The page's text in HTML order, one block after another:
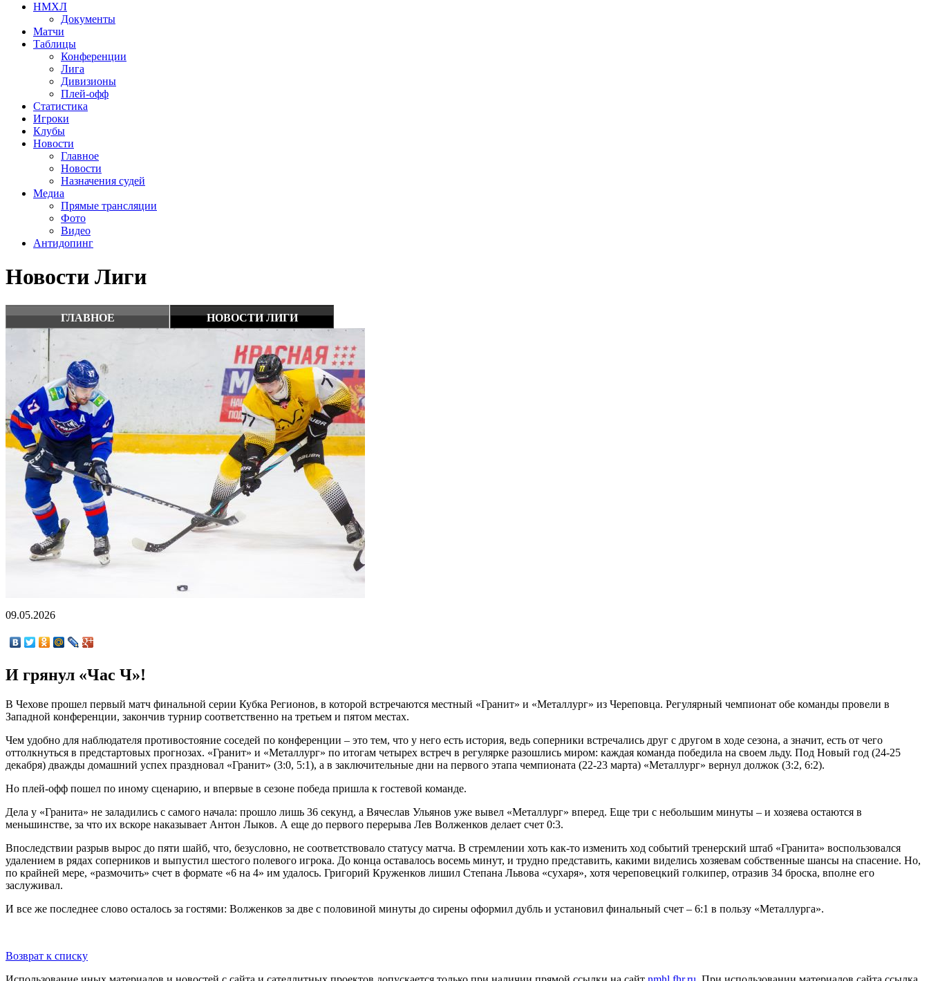
НМХЛ
Документы
Матчи
Таблицы
Конференции
Лига
Дивизионы
Плей-офф
Статистика
Игроки
Клубы
Новости
Главное
Новости
Назначения судей
Медиа
Прямые трансляции
Фото
Видео
Антидопинг
Новости Лиги
ГЛАВНОЕ НОВОСТИ ЛИГИ
09.05.2026
И грянул «Час Ч»!
В Чехове прошел первый матч финальной серии Кубка Регионов, в которой встречаются местный «Гранит» и «Металлург» из Череповца. Регулярный чемпионат обе команды провели в
Западной конференции, закончив турнир соответственно на третьем и пятом местах.
Чем удобно для наблюдателя противостояние соседей по конференции – это тем, что у него есть история, ведь соперники встречались друг с другом в ходе сезона, а значит, есть от чего
оттолкнуться в предстартовых прогнозах. «Гранит» и «Металлург» по итогам четырех встреч в регулярке разошлись миром: каждая команда победила на своем льду. Под Новый год (24-25
декабря) дважды домашний успех праздновал «Гранит» (3:0, 5:1), а в заключительные дни на первого этапа чемпионата (22-23 марта) «Металлург» вернул должок (3:2, 6:2).
Но плей-офф пошел по иному сценарию, и впервые в сезоне победа пришла к гостевой команде.
Дела у «Гранита» не заладились с самого начала: прошло лишь 36 секунд, а Вячеслав Ульянов уже вывел «Металлург» вперед. Еще три с небольшим минуты – и хозяева остаются в
меньшинстве, за что их вскоре наказывает Антон Лыков. А еще до первого перерыва Лев Волженков делает счет 0:3.
Впоследствии разрыв вырос до пяти шайб, что, безусловно, не соответствовало статусу матча. В стремлении хоть как-то изменить ход событий тренерский штаб «Гранита» воспользовался
удалением в рядах соперников и выпустил шестого полевого игрока. До конца оставалось восемь минут, и трудно представить, какими виделись хозяевам собственные шансы на спасение. Но,
по крайней мере, «размочить» счет в формате «6 на 4» им удалось. Григорий Круженков лишил Степана Львова «сухаря», хотя череповецкий голкипер, отразив 34 броска, вполне его
заслуживал.
И все же последнее слово осталось за гостями: Волженков за две с половиной минуты до сирены оформил дубль и установил финальный счет – 6:1 в пользу «Металлурга».
Возврат к списку